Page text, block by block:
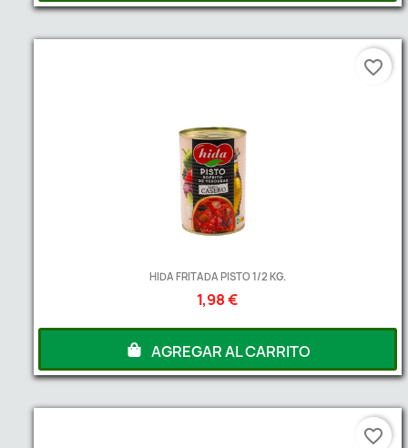
HIDA FRITADA PISTO 1/2 KG.
1,98 €
AGREGAR AL CARRITO
favorite_border
favorite_border